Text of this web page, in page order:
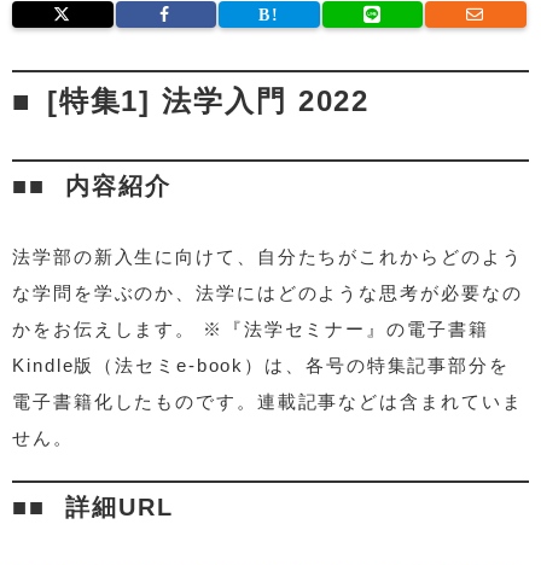
[特集1] 法学入門 2022
内容紹介
法学部の新入生に向けて、自分たちがこれからどのよう
な学問を学ぶのか、法学にはどのような思考が必要なの
かをお伝えします。 ※『法学セミナー』の電子書籍
Kindle版（法セミe-book）は、各号の特集記事部分を
電子書籍化したものです。連載記事などは含まれていま
せん。
詳細URL